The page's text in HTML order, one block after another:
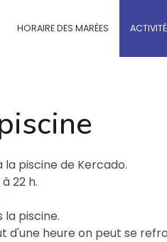
HORAIRE DES MARÉES
piscine de Kercado.
22 h.
piscine.
d'une heure on peut se